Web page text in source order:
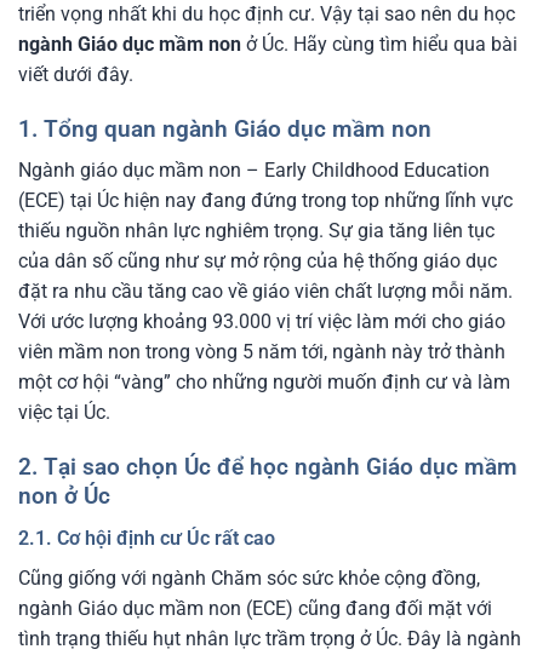
triển vọng nhất khi du học định cư. Vậy tại sao nên du học
ngành Giáo dục mầm non ở Úc. Hãy cùng tìm hiểu qua bài
viết dưới đây.
1. Tổng quan ngành Giáo dục mầm non
Ngành giáo dục mầm non – Early Childhood Education
(ECE) tại Úc hiện nay đang đứng trong top những lĩnh vực
thiếu nguồn nhân lực nghiêm trọng. Sự gia tăng liên tục
của dân số cũng như sự mở rộng của hệ thống giáo dục
đặt ra nhu cầu tăng cao về giáo viên chất lượng mỗi năm.
Với ước lượng khoảng 93.000 vị trí việc làm mới cho giáo
viên mầm non trong vòng 5 năm tới, ngành này trở thành
một cơ hội “vàng” cho những người muốn định cư và làm
việc tại Úc.
2. Tại sao chọn Úc để học ngành Giáo dục mầm
non ở Úc
2.1. Cơ hội định cư Úc rất cao
Cũng giống với ngành Chăm sóc sức khỏe cộng đồng,
ngành Giáo dục mầm non (ECE) cũng đang đối mặt với
tình trạng thiếu hụt nhân lực trầm trọng ở Úc. Đây là ngành